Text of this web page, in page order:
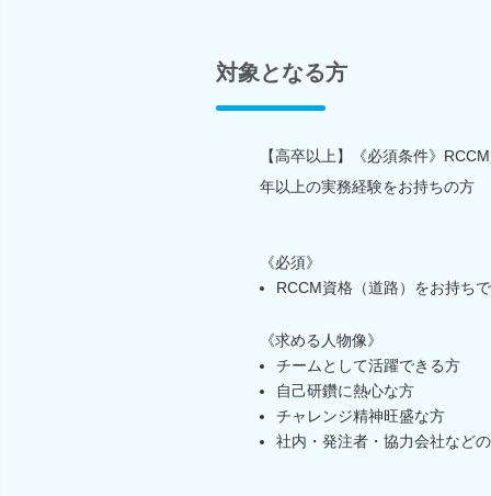
対象となる方
【高卒以上】《必須条件》
年以上の実務経験をお持ちの方
《必須》
RCCM資格（道路）をお持ち
《求める人物像》
チームとして活躍できる方
自己研鑽に熱心な方
チャレンジ精神旺盛な方
社内・発注者・協力会社など